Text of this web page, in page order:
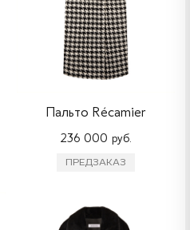
Пальто Récamier
236 000 руб.
ПРЕДЗАКАЗ